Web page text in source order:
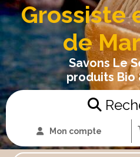
Grossiste
de
Savons Le
produits Bio
Mon compte